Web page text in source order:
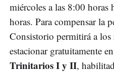
miércoles a las 8:00 horas
horas. Para compensar la
Consistorio permitirá a los
estacionar gratuitamente
Trinitarios I y II,